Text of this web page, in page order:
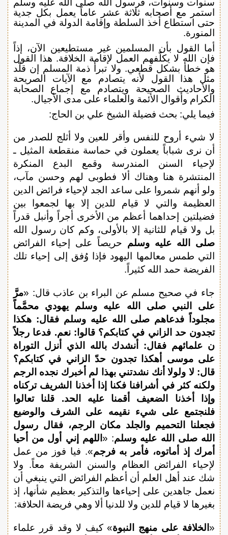
سنوات وسنوات، فرسول الله صلى الله عليه وسلم
استمر مع أصحابه ثلاثة عشر عاماً يعمل بكل جدية
حتى استطاع أخذ السلطة وإقامة الدولة في المدينة
المنورة.
أما القول بأن المسلمين غير مستطيعين الآن، إذاً
فإن الله لا يكلّفهم العمل لإقامة الخلافة. هذا القول
هو خطأ بشكل قطعي. ولا تبرأ ذمة المسلم إن قلّد
مثل هذا القول لأنه يتصادم مع الآيات الصريحة
والأحاديث الصحيحة ويتصادم مع إجماع الصحابة
الكرام وأقوال الأئمة والعلماء على مدى الأجيال.
فيما يلي: بحث فضيلة الشيخ علي بن الحاج:
لا شيء أروح للنفس وأقر للعين ولا أثلج للصدر من
أن نرى شباباً يعملون في حماسة منقطعة المثيل ـ
لإحياء السنن المندرسة وقمع البدع المنكرة
المنتشرة هنا وهناك ألا فطوبى لهم وحسن مآب،
ولو أنهم شمروا على ساعد الجد لإحياء فرائض الدين
العظيمة والتي لا قيام للدين إلا بها لجمعوا بين
فضيلتين إحداهما أعظم من الأخرى أجراً وأنبل قدراً
بل ولا قيام للثانية إلا بالأولى، وكم كان رسول الله
صلى الله عليه وسلم حريصاً على إحياء الفرائض
التي طمس معالمها اليهود فإذا وُفق إلى إحياء تلك
الفريضة حمد الله كثيراً.
جاء في صحيح مسلم عن البراء بن عاذب قال: «مرَّ
على النبي صلى الله عليه وسلم يهودي محمَّماً
مجلوداً فدعاهم صلى الله عليه وسلم فقال: هكذا
تجدون حد الزاني في كتابكم؟ قالوا: نعم. فدعا رجلاً
ن علمائهم فقال: أنشدك بالله الذي أنزل التوراة
على موسى أهكذا تجدون حدّ الزاني في كتابكم؟
قال: لا ولولا أنك نشدتني بهذا لم أخبرك نجده الرجم
ولكنه كثر في أشرافنا فكنا إذا أخذنا الشريف تركناه
وإذا أخذنا الضعيف أقمنا عليه الحد. قلنا تعالوا
فلنجتمع على شيء نقيمه على الشرف والوضيع
فجعلنا التحميم والجلد مكان الرجم، فقال رسول
الله صلى الله عليه وسلم: « اللهم إني أول من أحيا
أمرك إذ أماتوه، فأمر به فرجم». فيا فوز من عمل
لإحياء الفرائض العظام والسنن الشريفة معاً. ولا
شك عند أهل العلم أن أعظم الفرائض التي ينبغي أن
نعمل جاهدين على إحياءها والتذكير بعظيم شأنها، إذ
بغيرها لا قيام للدين ولا للدنيا ألا وهي فريضة الحلافة:
« الخلافة على منهج النبوة» كيف لا وقد قرر علماء